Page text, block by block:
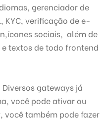
gerenciador de
KYC, verificação de e-
sociais, além de
textos de todo frontend
gateways já
você pode ativar ou
também pode fazer